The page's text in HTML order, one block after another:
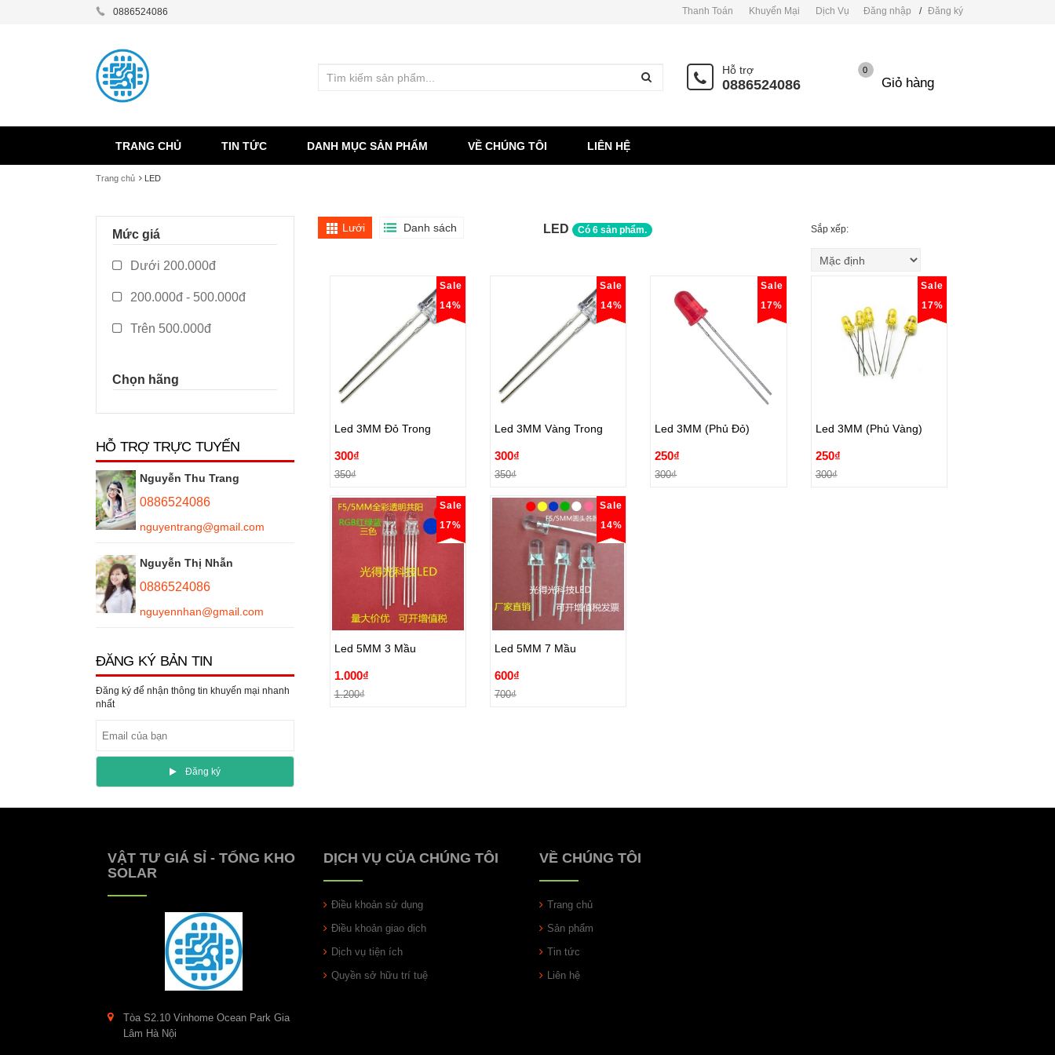
0886524086 Đăng nhập / Đăng ký
Thanh Toán Khuyến Mại Dịch Vụ
Hỗ trợ
0886524086 Giỏ hàng
0
TRANG CHỦ TIN TỨC DANH MỤC SẢN PHẨM VỀ CHÚNG TÔI LIÊN HỆ
Trang chủ LED
Lưới Danh sách LED Có 6sản phẩm. Sắp xếp:
Sale
14%
Led 3MM Đỏ Trong
300₫
350₫
Led 3MM Đỏ Trong
Sale
14%
Led 3MM Vàng Trong
300₫
350₫
Led 3MM Vàng Trong
Sale
17%
Led 3MM (Phủ Đỏ)
250₫
300₫
Sale
17%
Led 3MM (Phủ Vàng)
250₫
300₫
Sale
17%
Led 5MM 3 Mầu
1.000₫
1.200₫
Led 5MM 3 Mầu
Sale
14%
Led 5MM 7 Mầu
600₫
700₫
Led 5MM 7 Mầu
Mức giá
Dưới 200.000đ
200.000đ - 500.000đ
Trên 500.000đ
Chọn hãng
HỖ TRỢ TRỰC TUYẾN
Nguyễn Thu Trang
0886524086
nguyentrang@gmail.com
Nguyễn Thị Nhẫn
0886524086
nguyennhan@gmail.com
ĐĂNG KÝ BẢN TIN
Đăng ký để nhận thông tin khuyến mại nhanh
nhất
Ðăng ký
VẬT TƯ GIÁ SỈ - TỔNG KHO
SOLAR
Tòa S2.10 Vinhome Ocean Park Gia
Lâm Hà Nội
DỊCH VỤ CỦA CHÚNG TÔI
Điều khoản sử dụng
Điều khoản giao dịch
Dịch vụ tiện ích
Quyền sở hữu trí tuệ
VỀ CHÚNG TÔI
Trang chủ
Sản phẩm
Tin tức
Liên hệ